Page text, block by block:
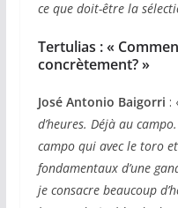
ce que doit-être la
Tertulias : «
concrètement?»
José Antonio Baigorri :
d’heures. Déjà au
campo qui avec le toro
fondamentaux d’une
je consacre beaucoup